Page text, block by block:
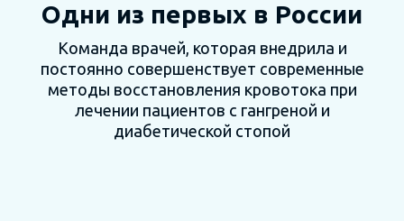
Одни из первых в России
Команда врачей, которая внедрила и
постоянно совершенствует современные
методы восстановления кровотока при
лечении пациентов с гангреной и
диабетической стопой